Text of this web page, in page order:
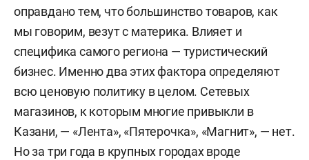
оправдано тем, что большинство товаров, как
мы говорим, везут с материка. Влияет и
специфика самого региона — туристический
бизнес. Именно два этих фактора определяют
всю ценовую политику в целом. Сетевых
магазинов, к которым многие привыкли в
Казани, — «Лента», «Пятерочка», «Магнит», — нет.
Но за три года в крупных городах вроде